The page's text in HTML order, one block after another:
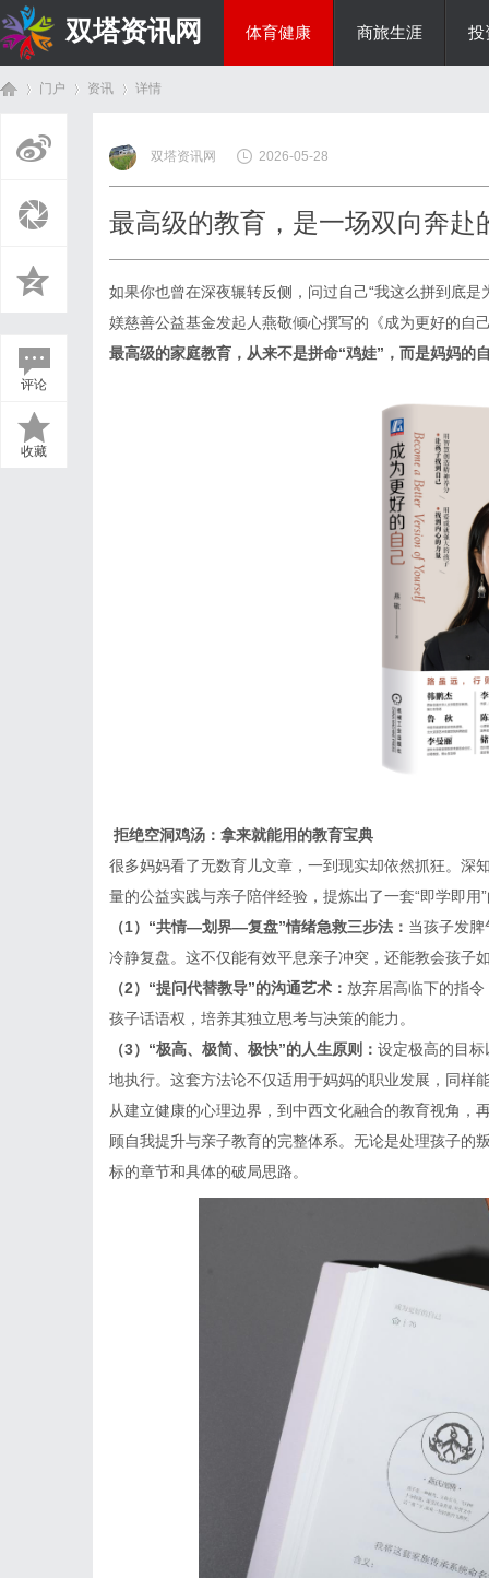
双塔资讯网 体育健康 商旅生涯 投
门户 资讯
›
详情
评论
收藏
双塔资讯网 2026-05-28
最高级的教育，是一场双向奔赴
如果你也曾在深夜辗转反侧，问过自己“我这么拼到底是
媄慈善公益基金发起人燕敬倾心撰写的《成为更好的自
最高级的家庭教育，从来不是拼命“鸡娃”，而是妈妈的
拒绝空洞鸡汤：拿来就能用的教育宝典
很多妈妈看了无数育儿文章，一到现实却依然抓狂。深
量的公益实践与亲子陪伴经验，提炼出了一套“即学即用
（1） “共情—划界—复盘”情绪急救三步法： 当孩子发
冷静复盘。这不仅能有效平息亲子冲突，还能教会孩子
（2） “提问代替教导”的沟通艺术： 放弃居高临下的指
孩子话语权，培养其独立思考与决策的能力。
（3） “极高、极简、极快”的人生原则： 设定极高的目
地执行。这套方法论不仅适用于妈妈的职业发展，同样
从建立健康的心理边界，到中西文化融合的教育视角，
顾自我提升与亲子教育的完整体系。无论是处理孩子的
标的章节和具体的破局思路。